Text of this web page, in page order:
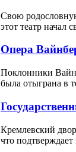
Свою
этот театр начал
Опера
Поклонники
была отыграна в
Кремлевский
что